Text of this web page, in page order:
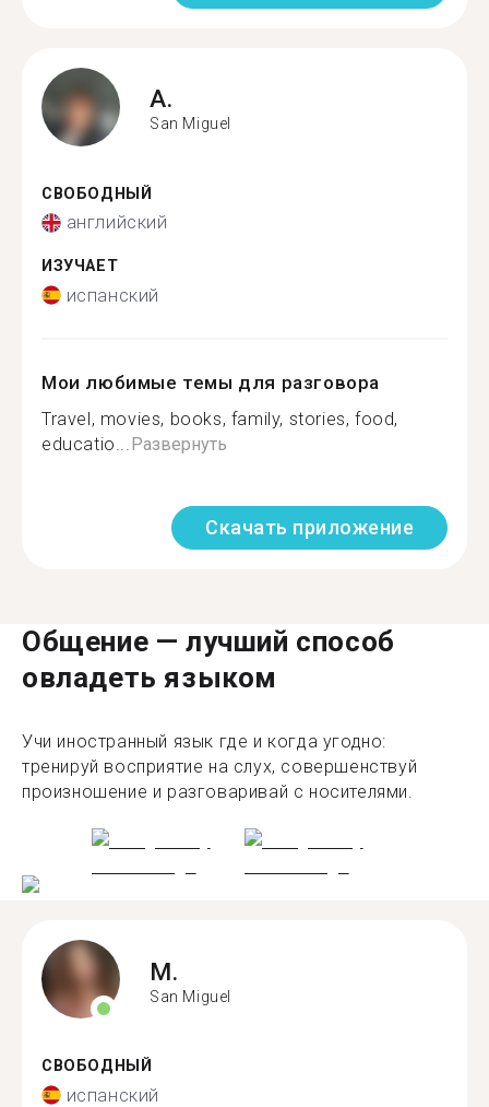
A.
San Miguel
СВОБОДНЫЙ
английский
ИЗУЧАЕТ
испанский
Мои любимые темы для разговора
Travel, movies, books, family, stories, food,
educatio... Развернуть
Скачать приложение
Общение — лучший способ
овладеть языком
Учи иностранный язык где и когда угодно:
тренируй восприятие на слух, совершенствуй
произношение и разговаривай с носителями.
M.
San Miguel
СВОБОДНЫЙ
испанский